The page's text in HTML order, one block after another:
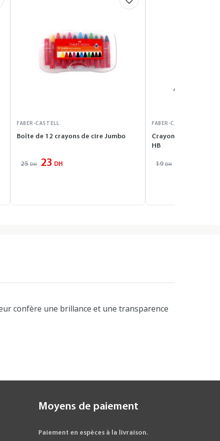
FABER-CASTELL
Boîte de 12 crayons de cire Jumbo
25 DH 23 DH
FABER-CASTELL
Crayon graphite
HB
19 DH
confère une brillance et une transparence
Moyens de paiement
Paiement en espèces à la livraison.